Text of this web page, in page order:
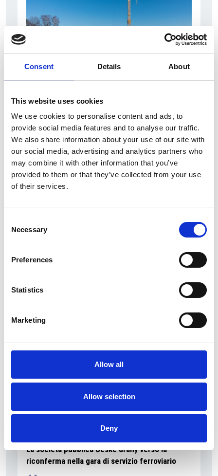
Consent Details About
This website uses cookies
We use cookies to personalise content and ads, to
provide social media features and to analyse our traffic.
We also share information about your use of our site with
our social media, advertising and analytics partners who
may combine it with other information that you’ve
provided to them or that they’ve collected from your use
of their services.
Selection
Necessary
Preferences
Statistics
Marketing
Allow all
Allow selection
Deny
7 Agosto 2026
Nel primo semestre è aumentata fortemente la
Repubblica Ceca
La società pubblica České dráhy verso la
riconferma nella gara di servizio ferroviario